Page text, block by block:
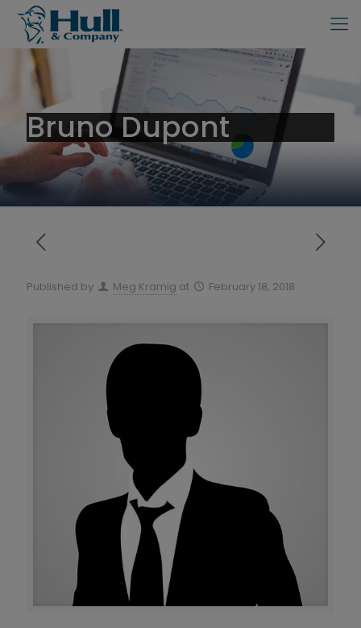
Bruno Dupont
Published by Meg Kramig at February 18, 2018